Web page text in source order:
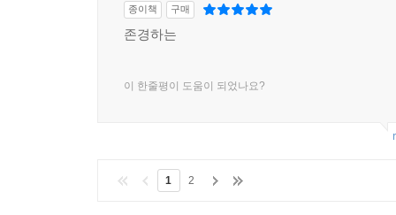
종이책 구매
존경하는
이 한줄평이 도움이 되었나요?
1 2